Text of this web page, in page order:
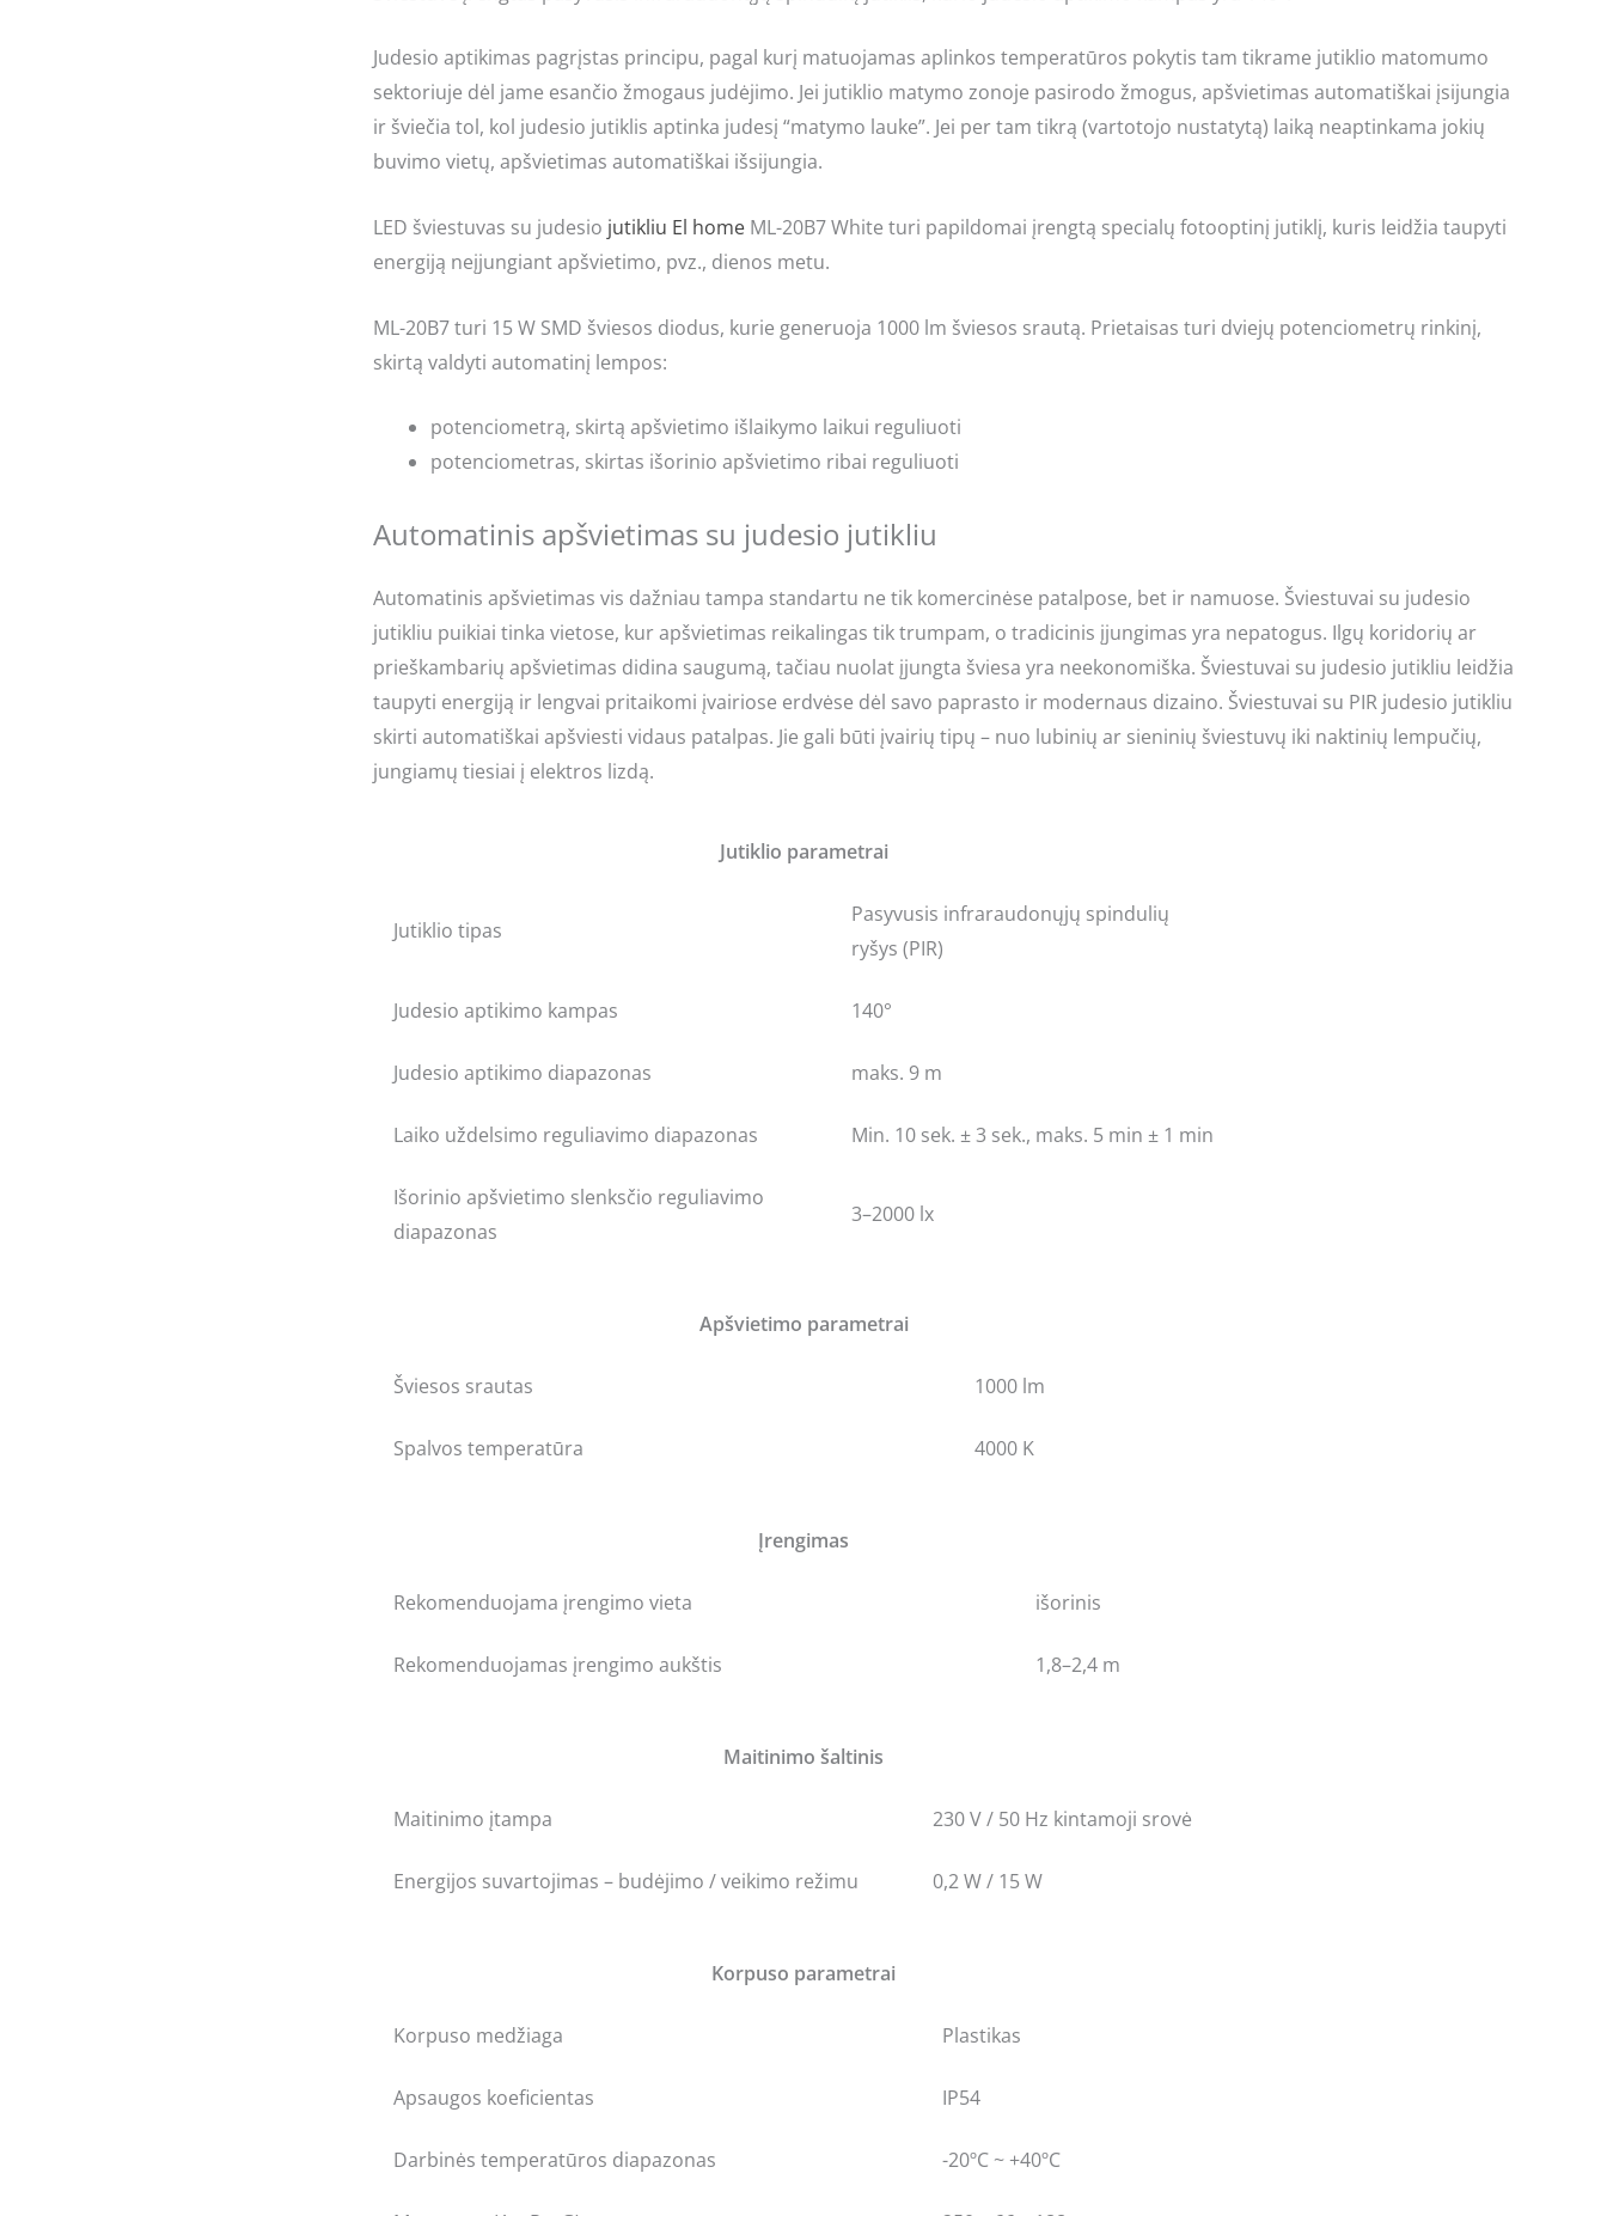
Judesio aptikimas pagrįstas principu, pagal kurį matuojamas aplinkos temperatūros pokytis tam tikrame jutiklio matomumo
sektoriuje dėl jame esančio žmogaus judėjimo. Jei jutiklio matymo zonoje pasirodo žmogus, apšvietimas automatiškai įsijungia
ir šviečia tol, kol judesio jutiklis aptinka judesį “matymo lauke”. Jei per tam tikrą (vartotojo nustatytą) laiką neaptinkama jokių
buvimo vietų, apšvietimas automatiškai išsijungia.
LED šviestuvas su judesio jutikliu El home ML-20B7 White turi papildomai įrengtą specialų fotooptinį jutiklį, kuris leidžia taupyti
energiją neįjungiant apšvietimo, pvz., dienos metu.
ML-20B7 turi 15 W SMD šviesos diodus, kurie generuoja 1000 lm šviesos srautą. Prietaisas turi dviejų potenciometrų rinkinį,
skirtą valdyti automatinį lempos:
potenciometrą, skirtą apšvietimo išlaikymo laikui reguliuoti
potenciometras, skirtas išorinio apšvietimo ribai reguliuoti
Automatinis apšvietimas su judesio jutikliu
Automatinis apšvietimas vis dažniau tampa standartu ne tik komercinėse patalpose, bet ir namuose. Šviestuvai su judesio
jutikliu puikiai tinka vietose, kur apšvietimas reikalingas tik trumpam, o tradicinis įjungimas yra nepatogus. Ilgų koridorių ar
prieškambarių apšvietimas didina saugumą, tačiau nuolat įjungta šviesa yra neekonomiška. Šviestuvai su judesio jutikliu leidžia
taupyti energiją ir lengvai pritaikomi įvairiose erdvėse dėl savo paprasto ir modernaus dizaino. Šviestuvai su PIR judesio jutikliu
skirti automatiškai apšviesti vidaus patalpas. Jie gali būti įvairių tipų – nuo lubinių ar sieninių šviestuvų iki naktinių lempučių,
jungiamų tiesiai į elektros lizdą.
Jutiklio parametrai
Jutiklio tipas
Pasyvusis infraraudonųjų spindulių
ryšys (PIR)
Judesio aptikimo kampas 140°
Judesio aptikimo diapazonas maks. 9 m
Laiko uždelsimo reguliavimo diapazonas Min. 10 sek. ± 3 sek., maks. 5 min ± 1 min
Išorinio apšvietimo slenksčio reguliavimo
diapazonas
3–2000 lx
Apšvietimo parametrai
Šviesos srautas 1000 lm
Spalvos temperatūra 4000 K
Įrengimas
Rekomenduojama įrengimo vieta išorinis
Rekomenduojamas įrengimo aukštis 1,8–2,4 m
Maitinimo šaltinis
Maitinimo įtampa 230 V / 50 Hz kintamoji srovė
Energijos suvartojimas – budėjimo / veikimo režimu 0,2 W / 15 W
Korpuso parametrai
Korpuso medžiaga Plastikas
Apsaugos koeficientas IP54
Darbinės temperatūros diapazonas -20ºC ~ +40ºC